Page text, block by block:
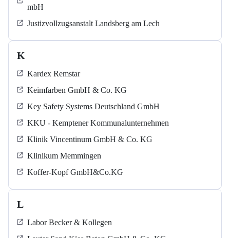
mbH
Justizvollzugsanstalt Landsberg am Lech
K
Kardex Remstar
Keimfarben GmbH & Co. KG
Key Safety Systems Deutschland GmbH
KKU - Kemptener Kommunalunternehmen
Klinik Vincentinum GmbH & Co. KG
Klinikum Memmingen
Koffer-Kopf GmbH&Co.KG
L
Labor Becker & Kollegen